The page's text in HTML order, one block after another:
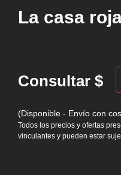
La casa
Consultar $
(Disponible - Envío con
Todos los precios y ofertas
vinculantes y pueden estar